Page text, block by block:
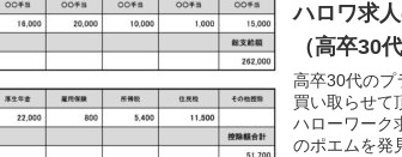
ハロワ求
（高卒30
高卒30代のプ
買い取らせて
ハローワーク
のポエムを発